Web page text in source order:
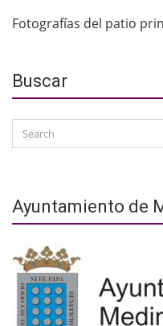
Fotografías del patio
Buscar
Search
for:
Ayuntamiento de